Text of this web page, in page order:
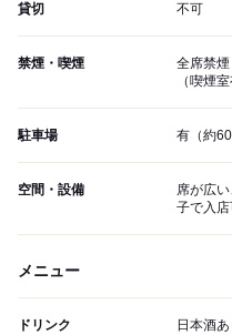
貸切 不可
禁煙・喫煙
全席禁煙
（喫煙室
駐車場 有（約
空間・設備
席が広
子で入
メニュー
ドリンク 日本酒